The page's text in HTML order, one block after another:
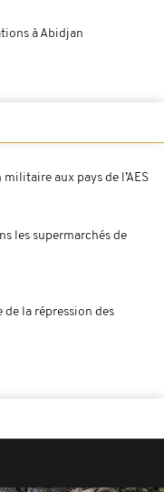
à Abidjan
aux pays de l’AES
les supermarchés de
de la répression des